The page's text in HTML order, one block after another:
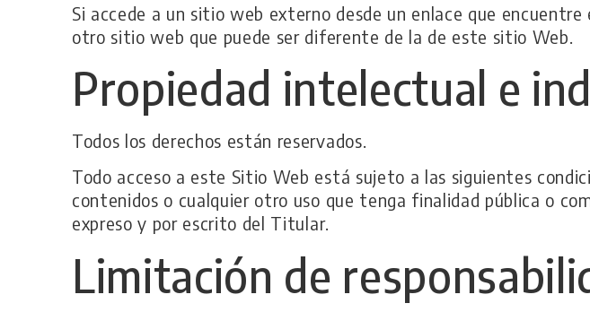
Si accede a un sitio web externo desde un enlace que
otro sitio web que puede ser diferente de la de este sitio Web.
Propiedad intelectual e
Todos los derechos están reservados.
Todo acceso a este Sitio Web está sujeto a las siguientes
contenidos o cualquier otro uso que tenga finalidad pública o
expreso y por escrito del Titular.
Limitación de